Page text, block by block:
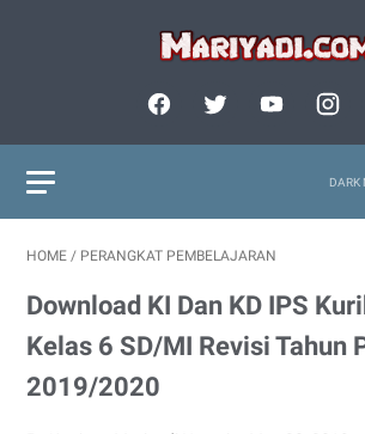
HOME / PERANGKAT PEMBELAJARAN
Download KI Dan KD IPS
Kelas 6 SD/MI Revisi Tahun
2019/2020